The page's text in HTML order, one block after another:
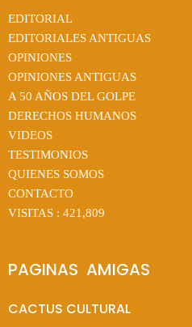
EDITORIAL
EDITORIALES ANTIGUAS
OPINIONES
OPINIONES ANTIGUAS
A 50 AÑOS DEL GOLPE
DERECHOS HUMANOS
VIDEOS
TESTIMONIOS
QUIENES SOMOS
CONTACTO
VISITAS : 421,809
PAGINAS  AMIGAS
CACTUS CULTURAL